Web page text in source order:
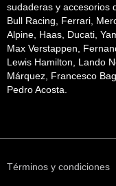
sudaderas y accesorios
Bull Racing, Ferrari,
Alpine, Haas, Ducati,
Max Verstappen,
Lewis Hamilton, Lando
Márquez, Francesco
Pedro Acosta.
Términos y condiciones